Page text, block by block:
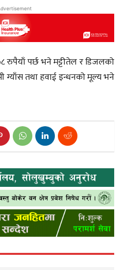
रुपैयाँ पर्छ भने मट्टीतेल र डिजलको
तथा हवाई इन्धनको मूल्य भने